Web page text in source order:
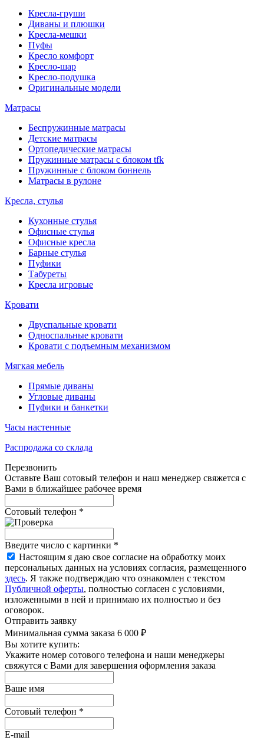
Кресла-груши
Диваны и плюшки
Кресла-мешки
Пуфы
Кресло комфорт
Кресло-шар
Кресло-подушка
Оригинальные модели
Матрасы
Беспружинные матрасы
Детские матрасы
Ортопедические матрасы
Пружинные матрасы с блоком tfk
Пружинные с блоком боннель
Матрасы в рулоне
Кресла, стулья
Кухонные стулья
Офисные стулья
Офисные кресла
Барные стулья
Пуфики
Табуреты
Кресла игровые
Кровати
Двуспальные кровати
Односпальные кровати
Кровати с подъемным механизмом
Мягкая мебель
Прямые диваны
Угловые диваны
Пуфики и банкетки
Часы настенные
Распродажа со склада
Перезвонить
Оставьте Ваш сотовый телефон и наш менеджер свяжется с
Вами в ближайшее рабочее время
Сотовый телефон *
Введите число с картинки *
Настоящим я даю свое согласие на обработку моих
персональных данных на условиях согласия, размещенного
здесь. Я также подтверждаю что ознакомлен с текстом
Публичной оферты, полностью согласен с условиями,
изложенными в ней и принимаю их полностью и без
оговорок.
Отправить заявку
Минимальная сумма заказа 6 000 ₽
Вы хотите купить:
Укажите номер сотового телефона и наши менеджеры
свяжутся с Вами для завершения оформления заказа
Ваше имя
Сотовый телефон *
E-mail